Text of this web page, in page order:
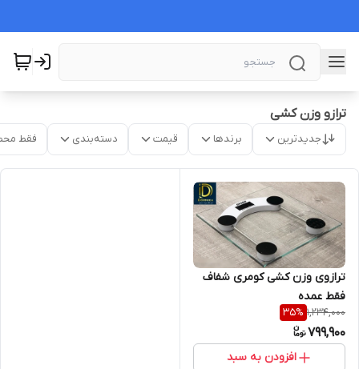
ترازو وزن کشی
جدیدترین برندها قیمت دسته‌بندی فقط
ترازوی وزن کشی کومری شفاف
فقط عمده
1,234,000
35%
799,900
افزودن به سبد